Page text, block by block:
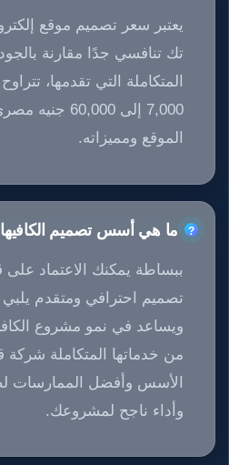
يعتبر سعر تصميم موقع
تك تنافسي جدًا مقارنة
المتكاملة التي تقدمها،
7,000 إلى
الموقع ومميزاته.
ما هي أسس تصميم
ببساطة يمكنك الاعتماد على
تصميم احترافي ومتقدم يلبي
ويساعد في نمو مشروع
من خدماتها المتكاملة
الأسس وأفضل الممارسات
وأداء ناجح لمشروعك.